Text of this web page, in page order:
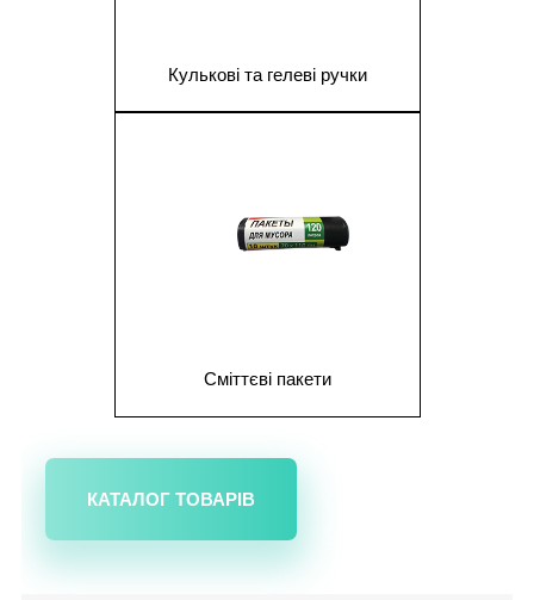
Кулькові та гелеві ручки
Сміттєві пакети
КАТАЛОГ ТОВАРІВ